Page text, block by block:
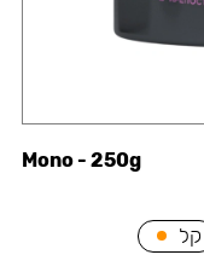
Mono - 250g
קל